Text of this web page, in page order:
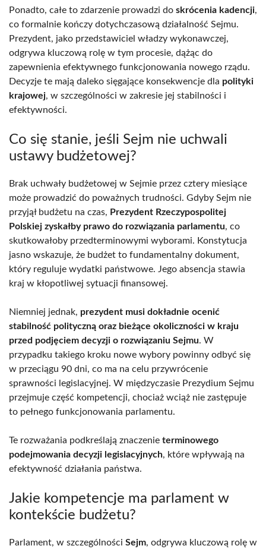
Ponadto, całe to zdarzenie prowadzi do skrócenia kadencji,
co formalnie kończy dotychczasową działalność Sejmu.
Prezydent, jako przedstawiciel władzy wykonawczej,
odgrywa kluczową rolę w tym procesie, dążąc do
zapewnienia efektywnego funkcjonowania nowego rządu.
Decyzje te mają daleko sięgające konsekwencje dla polityki
krajowej, w szczególności w zakresie jej stabilności i
efektywności.
Co się stanie, jeśli Sejm nie uchwali
ustawy budżetowej?
Brak uchwały budżetowej w Sejmie przez cztery miesiące
może prowadzić do poważnych trudności. Gdyby Sejm nie
przyjął budżetu na czas, Prezydent Rzeczypospolitej
Polskiej zyskałby prawo do rozwiązania parlamentu, co
skutkowałoby przedterminowymi wyborami. Konstytucja
jasno wskazuje, że budżet to fundamentalny dokument,
który reguluje wydatki państwowe. Jego absencja stawia
kraj w kłopotliwej sytuacji finansowej.
Niemniej jednak, prezydent musi dokładnie ocenić
stabilność polityczną oraz bieżące okoliczności w kraju
przed podjęciem decyzji o rozwiązaniu Sejmu. W
przypadku takiego kroku nowe wybory powinny odbyć się
w przeciągu 90 dni, co ma na celu przywrócenie
sprawności legislacyjnej. W międzyczasie Prezydium Sejmu
przejmuje część kompetencji, chociaż wciąż nie zastępuje
to pełnego funkcjonowania parlamentu.
Te rozważania podkreślają znaczenie terminowego
podejmowania decyzji legislacyjnych, które wpływają na
efektywność działania państwa.
Jakie kompetencje ma parlament w
kontekście budżetu?
Parlament, w szczególności Sejm, odgrywa kluczową rolę w